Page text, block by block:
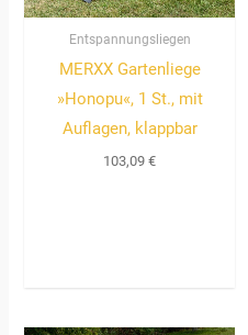
Entspannungsliegen
MERXX Gartenliege
»Honopu«, 1 St., mit
Auflagen, klappbar
103,09€